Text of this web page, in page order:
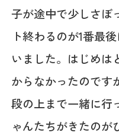
子が途中で少しさぼ
ト終わるのが1番最
いました。はじめは
からなかったのです
段の上まで一緒に行
ゃんたちがきたのが